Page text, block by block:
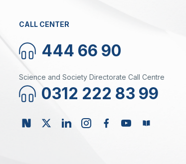
CALL CENTER
444 66 90
Science and Society Directorate Call Centre
0312 222 83 99